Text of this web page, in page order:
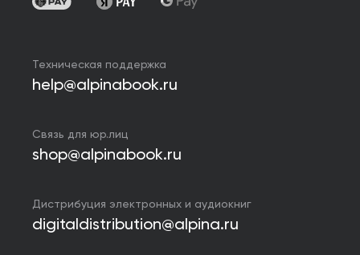
Техническая поддержка
help@alpinabook.ru
Связь для юр.лиц
shop@alpinabook.ru
Дистрибуция электронных и аудиокниг
digitaldistribution@alpina.ru